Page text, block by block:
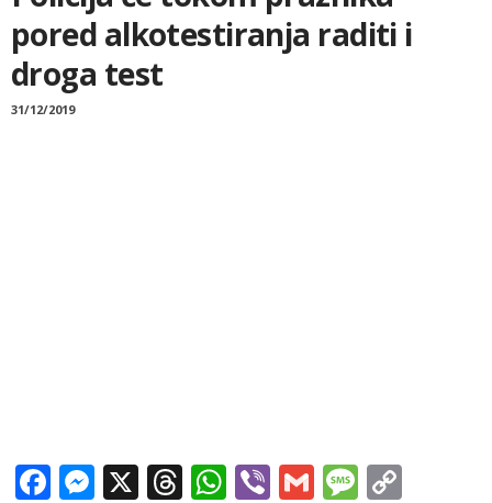
pored alkotestiranja raditi i
droga test
31/12/2019
Facebook
Messenger
X Threads
WhatsApp
ViberGmail